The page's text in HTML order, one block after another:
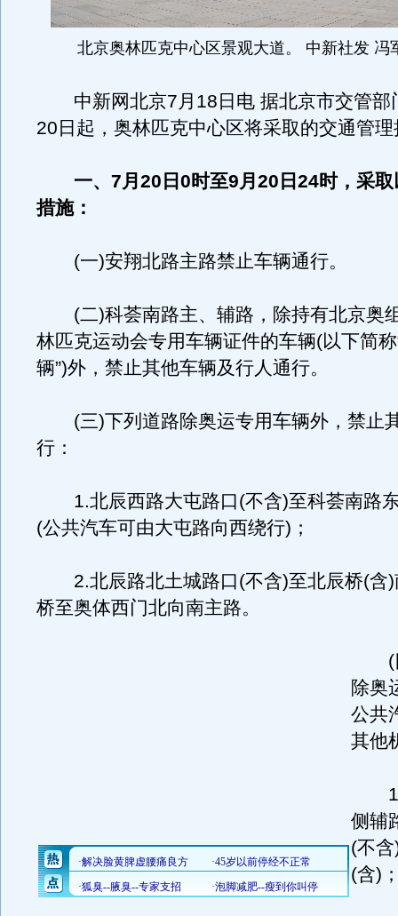
北京奥林匹克中心区景观大道。 中新社发 冯
中新网北京7月18日电 据北京市交管部
20日起，奥林匹克中心区将采取的交通管
一、7月20日0时至9月20日24时，采
措施：
(一)安翔北路主路禁止车辆通行。
(二)科荟南路主、辅路，除持有北京奥
林匹克运动会专用车辆证件的车辆(以下简
辆”)外，禁止其他车辆及行人通行。
(三)下列道路除奥运专用车辆外，禁止
行：
1.北辰西路大屯路口(不含)至科荟南路
(公共汽车可由大屯路向西绕行)；
2.北辰路北土城路口(不含)至北辰桥(含)
桥至奥体西门北向南主路。
(四
除奥
公共
其他
1.
侧辅
(不
(含)